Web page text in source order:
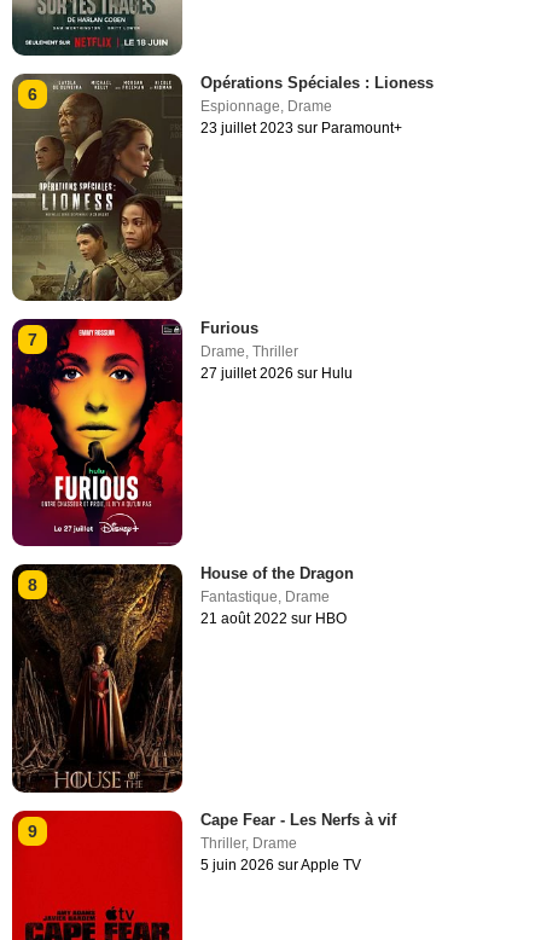
6
Opérations Spéciales : Lioness
Espionnage, Drame
23 juillet 2023 sur Paramount+
7
Furious
Drame,Thriller
27 juillet 2026 sur Hulu
8
House of the Dragon
Fantastique, Drame
21 août 2022 sur HBO
9
Cape Fear - Les Nerfs à vif
Thriller, Drame
5 juin 2026 sur Apple TV